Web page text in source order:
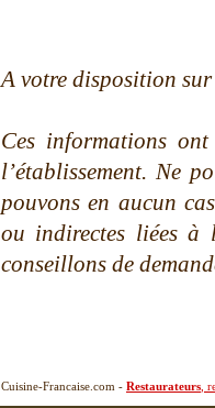
A votre disposition
Ces informations
l’établissement. Ne
pouvons en aucun
ou indirectes liées à
conseillons de
Cuisine-Francaise.com - Restaurateurs ,